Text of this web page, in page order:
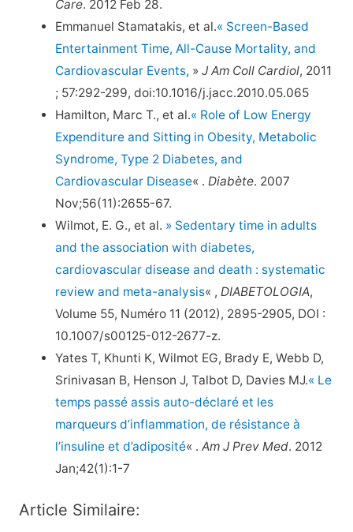
Care. 2012 Feb 28.
Emmanuel Stamatakis, et al.« Screen-Based
Entertainment Time, All-Cause Mortality, and
Cardiovascular Events, »J Am Coll Cardiol, 2011
; 57:292-299, doi:10.1016/j.jacc.2010.05.065
Hamilton, Marc T., et al.« Role of Low Energy
Expenditure and Sitting in Obesity, Metabolic
Syndrome, Type 2 Diabetes, and
Cardiovascular Disease« .Diabète. 2007
Nov;56(11):2655-67.
Wilmot, E. G., et al. » Sedentary time in adults
and the association with diabetes,
cardiovascular disease and death : systematic
review and meta-analysis« ,DIABETOLOGIA,
Volume 55, Numéro 11 (2012), 2895-2905, DOI :
10.1007/s00125-012-2677-z.
Yates T, Khunti K, Wilmot EG, Brady E, Webb D,
Srinivasan B, Henson J, Talbot D, Davies MJ.« Le
temps passé assis auto-déclaré et les
marqueurs d’inflammation, de résistance à
l’insuline et d’adiposité« .Am J Prev Med. 2012
Jan;42(1):1-7
Article Similaire: